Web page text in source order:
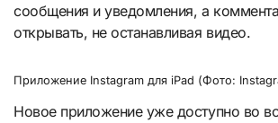
сообщения и уведомления, а
открывать, не останавливая видео.
Приложение Instagram для iPad (Фото:
Новое приложение уже доступно во